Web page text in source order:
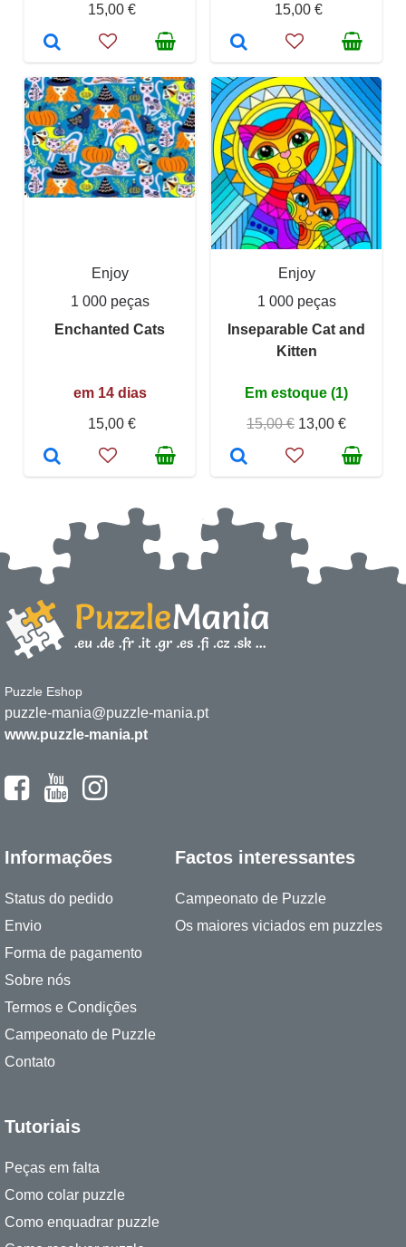
15,00 €
15,00 €
Enjoy
1 000 peças
Enchanted Cats
em 14 dias
15,00 €
Enjoy
1 000 peças
Inseparable Cat and
Kitten
Em estoque (1)
15,00 € 13,00 €
Puzzle Eshop
puzzle-mania@puzzle-mania.pt
www.puzzle-mania.pt
Informações
Status do pedido
Envio
Forma de pagamento
Sobre nós
Termos e Condições
Campeonato de Puzzle
Contato
Factos interessantes
Campeonato de Puzzle
Os maiores viciados em puzzles
Tutoriais
Peças em falta
Como colar puzzle
Como enquadrar puzzle